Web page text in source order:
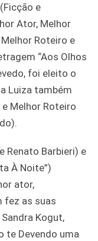
e
Ator, Melhor
Roteiro e
“Aos Olhos
foi eleito o
Luiza também
Melhor Roteiro
Renato Barbieri) e
À Noite”)
ator,
fez as suas
Kogut,
te Devendo uma